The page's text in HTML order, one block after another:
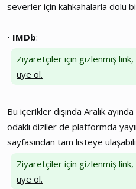
severler için kahkahalarla dolu
• IMDb:
Ziyaretçiler için gizlenmiş
üye ol.
Bu içerikler dışında Aralık
odaklı diziler de platformda
sayfasından tam listeye
Ziyaretçiler için gizlenmiş
üye ol.